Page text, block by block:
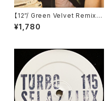
【12”/ Green Velvet Remix】
Tiga / Shoes (Different) (D
IFB 1216T)
¥1,780